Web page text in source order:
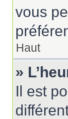
vous
Haut
»
Il est